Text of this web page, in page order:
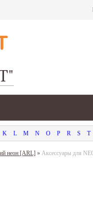
K L M N O P R S T
неон [ARL] » Аксессуары для